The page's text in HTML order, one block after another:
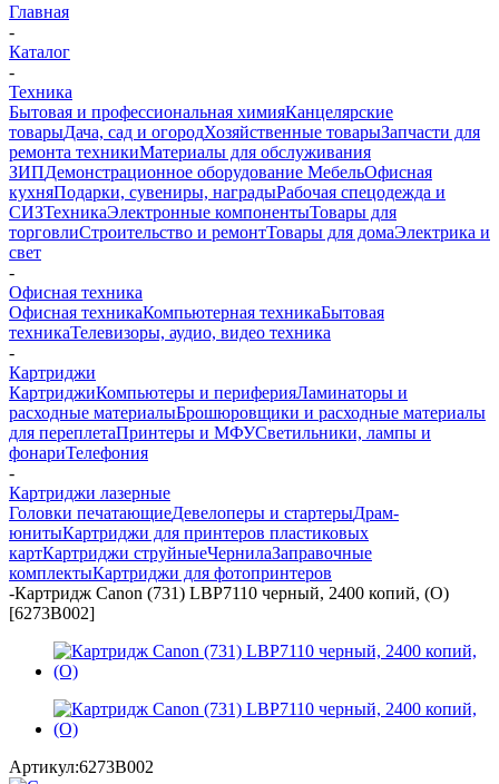
Главная
-
Каталог
-
Техника
Бытовая и профессиональная химияКанцелярские
товарыДача, сад и огородХозяйственные товарыЗапчасти для
ремонта техникиМатериалы для обслуживания
ЗИПДемонстрационное оборудование МебельОфисная
кухняПодарки, сувениры, наградыРабочая спецодежда и
СИЗТехникаЭлектронные компонентыТовары для
торговлиСтроительство и ремонтТовары для домаЭлектрика и
свет
-
Офисная техника
Офисная техникаКомпьютерная техникаБытовая
техникаТелевизоры, аудио, видео техника
-
Картриджи
КартриджиКомпьютеры и периферияЛаминаторы и
расходные материалыБрошюровщики и расходные материалы
для переплетаПринтеры и МФУСветильники, лампы и
фонариТелефония
-
Картриджи лазерные
Головки печатающиеДевелоперы и стартерыДрам-
юнитыКартриджи для принтеров пластиковых
картКартриджи струйныеЧернилаЗаправочные
комплектыКартриджи для фотопринтеров
-Картридж Canon (731) LBP7110 черный, 2400 копий, (O)
[6273B002]
Артикул:6273B002